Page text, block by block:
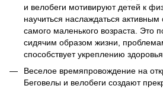
и велобеги мотивируют детей к
научиться наслаждаться
самого маленького возраста. Это
сидячим образом жизни,
способствует укреплению
Веселое времяпровождение на
Беговелы и велобеги создают